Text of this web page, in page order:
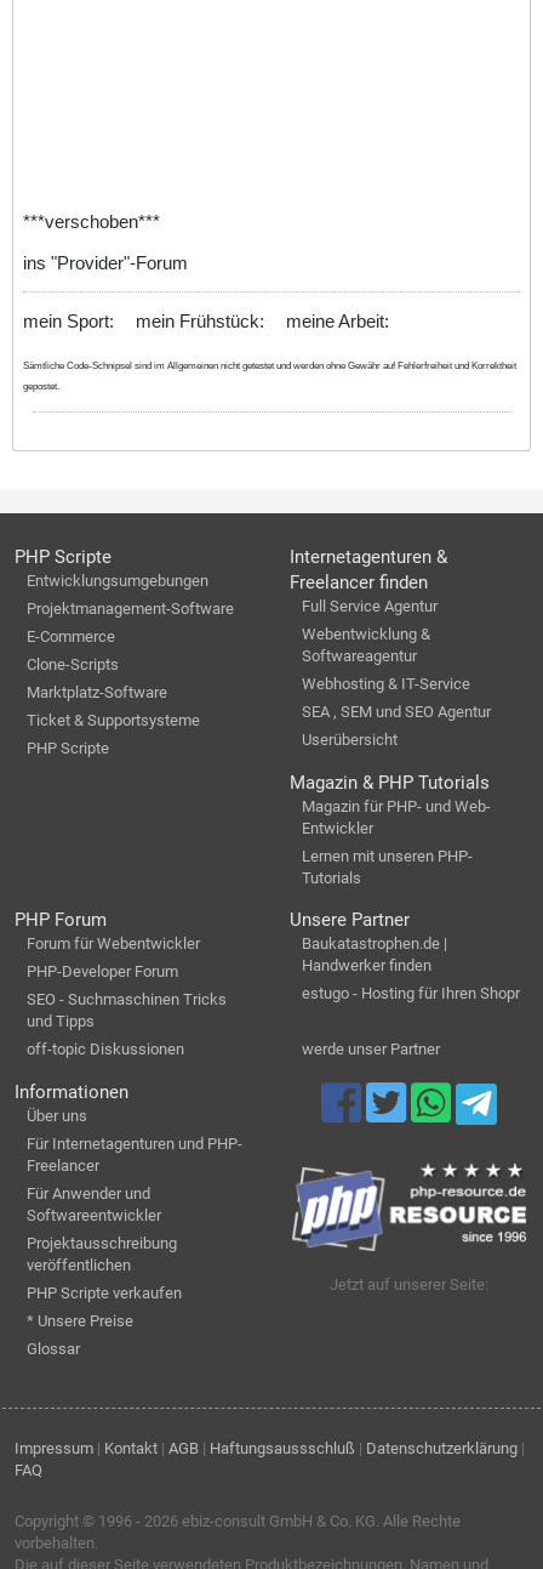
***verschoben***
ins "Provider"-Forum
mein Sport: mein Frühstück: meine Arbeit:
Sämtliche Code-Schnipsel sind im Allgemeinen nicht getestet und werden ohne Gewähr auf Fehlerfreiheit und Korrektheit
gepostet.
PHP Scripte
Entwicklungsumgebungen
Projektmanagement-Software
E-Commerce
Clone-Scripts
Marktplatz-Software
Ticket & Supportsysteme
PHP Scripte
Internetagenturen &
Freelancer finden
Full Service Agentur
Webentwicklung &
Softwareagentur
Webhosting & IT-Service
SEA , SEM und SEO Agentur
Userübersicht
Magazin & PHP Tutorials
Magazin für PHP- und Web-
Entwickler
Lernen mit unseren PHP-
Tutorials
PHP Forum
Forum für Webentwickler
PHP-Developer Forum
SEO - Suchmaschinen Tricks
und Tipps
off-topic Diskussionen
Unsere Partner
Baukatastrophen.de |
Handwerker finden
estugo - Hosting für Ihren Shopr
werde unser Partner
Informationen
Über uns
Für Internetagenturen und PHP-
Freelancer
Für Anwender und
Softwareentwickler
Projektausschreibung
veröffentlichen
PHP Scripte verkaufen
* Unsere Preise
Glossar
Jetzt auf unserer Seite:
Impressum | Kontakt | AGB | Haftungsaussschluß | Datenschutzerklärung |
FAQ
Copyright © 1996 - 2026 ebiz-consult GmbH & Co. KG. Alle Rechte
vorbehalten.
Die auf dieser Seite verwendeten Produktbezeichnungen, Namen und